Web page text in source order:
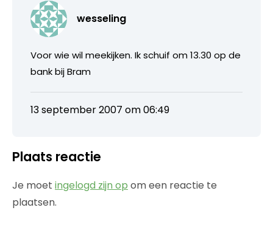
wesseling
Voor wie wil meekijken. Ik schuif om 13.30 op de
bank bij Bram
13 september 2007 om 06:49
Plaats reactie
Je moet ingelogd zijn op om een reactie te
plaatsen.